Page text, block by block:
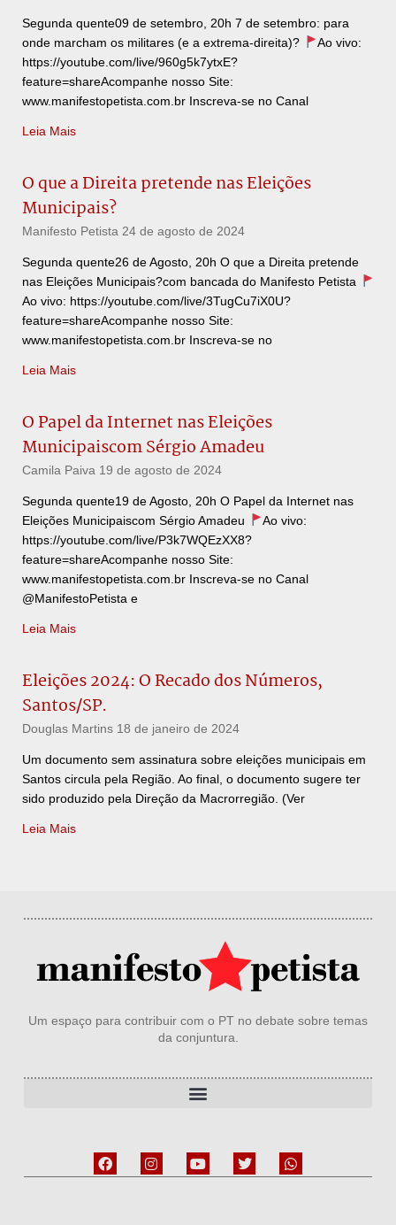
Segunda quente09 de setembro, 20h 7 de setembro: para
onde marcham os militares (e a extrema-direita)?
Ao vivo:
https://youtube.com/live/960g5k7ytxE?
feature=shareAcompanhe nosso Site:
www.manifestopetista.com.br Inscreva-se no Canal
Leia Mais
O que a Direita pretende nas Eleições
Municipais?
Manifesto Petista 24 de agosto de 2024
Segunda quente26 de Agosto, 20h O que a Direita pretende
nas Eleições Municipais?com bancada do Manifesto Petista
Ao vivo: https://youtube.com/live/3TugCu7iX0U?
feature=shareAcompanhe nosso Site:
www.manifestopetista.com.br Inscreva-se no
Leia Mais
O Papel da Internet nas Eleições
Municipaiscom Sérgio Amadeu
Camila Paiva 19 de agosto de 2024
Segunda quente19 de Agosto, 20h O Papel da Internet nas
Eleições Municipaiscom Sérgio Amadeu
Ao vivo:
https://youtube.com/live/P3k7WQEzXX8?
feature=shareAcompanhe nosso Site:
www.manifestopetista.com.br Inscreva-se no Canal
@ManifestoPetista e
Leia Mais
Eleições 2024: O Recado dos Números,
Santos/SP.
Douglas Martins 18 de janeiro de 2024
Um documento sem assinatura sobre eleições municipais em
Santos circula pela Região. Ao final, o documento sugere ter
sido produzido pela Direção da Macrorregião. (Ver
Leia Mais
Um espaço para contribuir com o PT no debate sobre temas
da conjuntura.